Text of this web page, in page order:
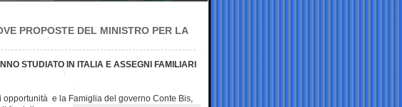
PROPOSTE DEL MINISTRO PER LA
STUDIATO IN ITALIA E ASSEGNI FAMILIARI
opportunità e la Famiglia del governo Conte Bis,